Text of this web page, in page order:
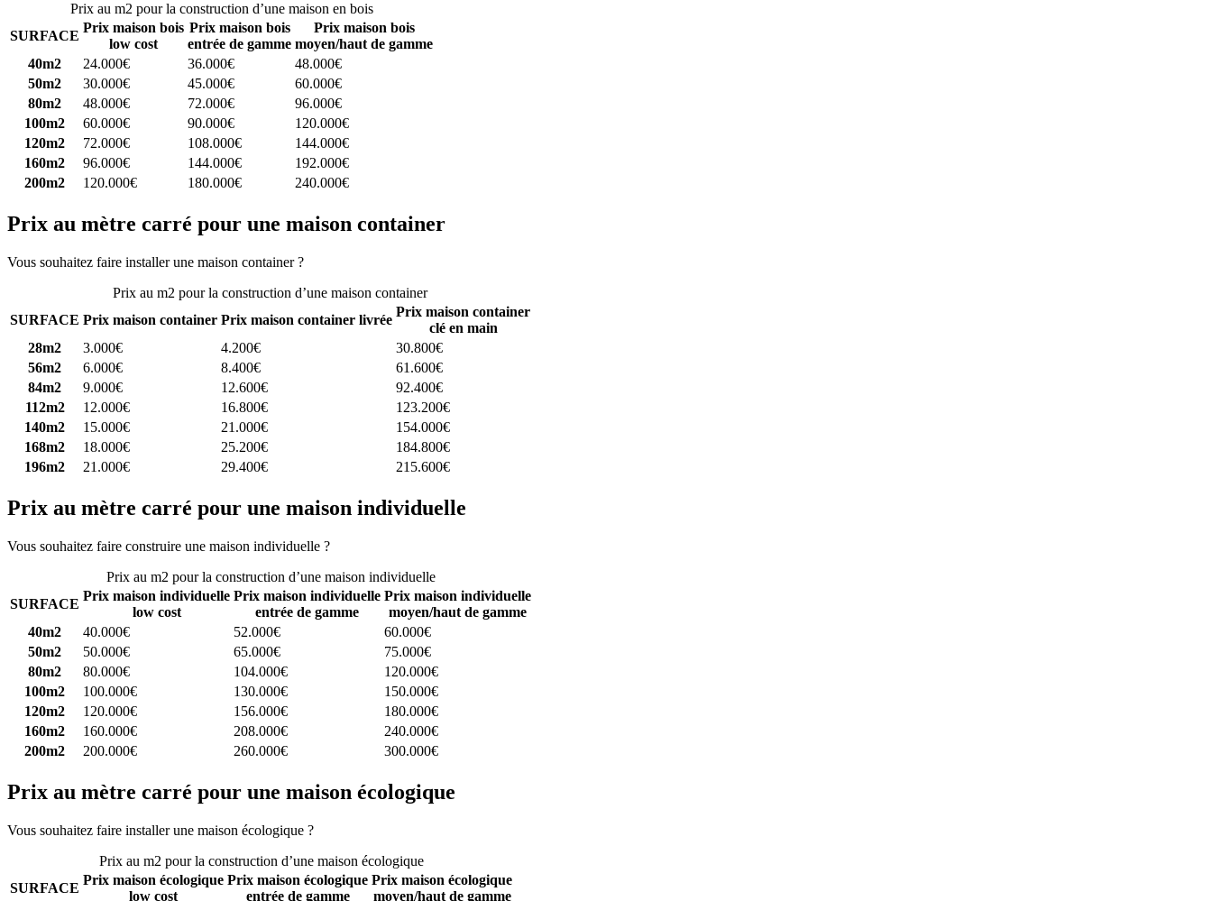
Prix au m2 pour la construction d’une maison en bois
SURFACE
Prix maison bois
low cost
Prix maison bois
entrée de gamme
Prix maison bois
moyen/haut de gamme
40m2
24.000€ 36.000€
48.000€
50m2
30.000€ 45.000€
60.000€
80m2
48.000€ 72.000€
96.000€
100m2
60.000€ 90.000€
120.000€
120m2
72.000€ 108.000€
144.000€
160m2
96.000€ 144.000€
192.000€
200m2
120.000€ 180.000€ 240.000€
Prix au mètre carré pour une maison container
Vous souhaitez faire installer une maison container ?
Prix au m2 pour la construction d’une maison container
SURFACE Prix maison container Prix maison container livrée
Prix maison container
clé en main
28m2
3.000€ 4.200€
30.800€
56m2
6.000€ 8.400€
61.600€
84m2
9.000€ 12.600€
92.400€
112m2
12.000€ 16.800€
123.200€
140m2
15.000€ 21.000€
154.000€
168m2
18.000€ 25.200€
184.800€
196m2
21.000€ 29.400€ 215.600€
Prix au mètre carré pour une maison individuelle
Vous souhaitez faire construire une maison individuelle ?
Prix au m2 pour la construction d’une maison individuelle
SURFACE
Prix maison individuelle
low cost
Prix maison individuelle
entrée de gamme
Prix maison individuelle
moyen/haut de gamme
40m2
40.000€ 52.000€
60.000€
50m2
50.000€ 65.000€
75.000€
80m2
80.000€ 104.000€
120.000€
100m2
100.000€ 130.000€
150.000€
120m2
120.000€ 156.000€
180.000€
160m2
160.000€ 208.000€
240.000€
200m2
200.000€ 260.000€ 300.000€
Prix au mètre carré pour une maison écologique
Vous souhaitez faire installer une maison écologique ?
Prix au m2 pour la construction d’une maison écologique
SURFACE
Prix maison écologique
low cost
Prix maison écologique
entrée de gamme
Prix maison écologique
moyen/haut de gamme